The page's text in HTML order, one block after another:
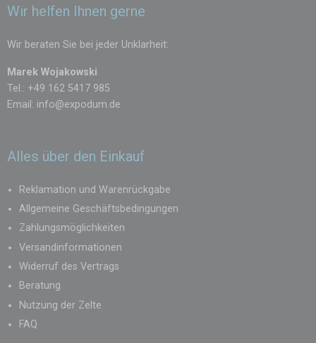
Wir helfen Ihnen gerne
Wir beraten Sie bei jeder Unklarheit:
Marek Wojakowski
Tel.: +49 162 5417 985
Email: info@expodum.de
Alles über den Einkauf
Reklamation und Warenrückgabe
Allgemeine Geschäftsbedingungen
Zahlungsmöglichkeiten
Versandinformationen
Widerruf des Vertrags
Beratung
Nutzung der Zelte
FAQ